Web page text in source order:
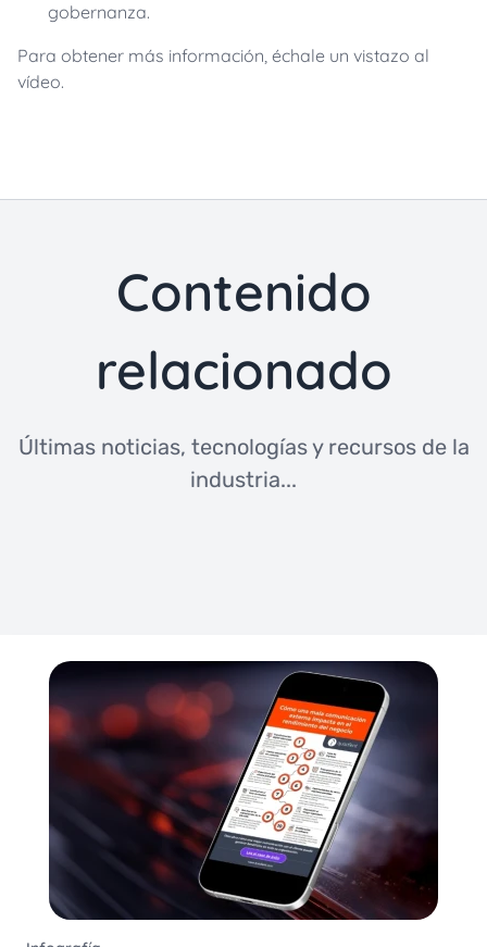
gobernanza.
Para obtener más información, échale un vistazo al
vídeo.
Contenido
relacionado
Últimas noticias, tecnologías y recursos de la
industria...